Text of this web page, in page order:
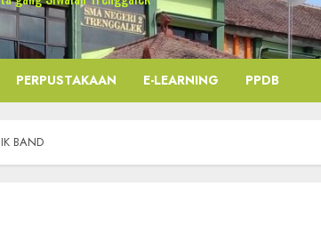
PERPUSTAKAAN E-LEARNING PPDB
BAND